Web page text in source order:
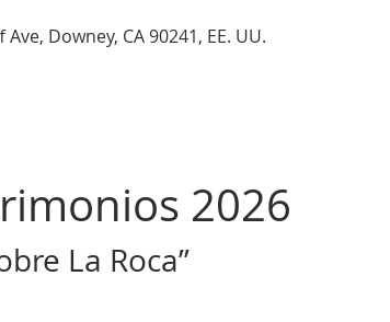
Downey, CA 90241, EE. UU.
2026
La Roca”